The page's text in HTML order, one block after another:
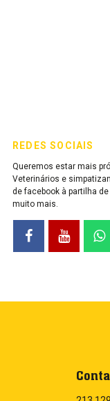
REDES SOCIAIS
Queremos estar mais
Veterinários e
de facebook à partilha
muito mais.